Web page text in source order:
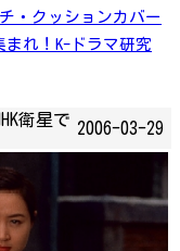
・クッションカバー
まれ！K-ドラマ研究
衛星で 2006-03-29